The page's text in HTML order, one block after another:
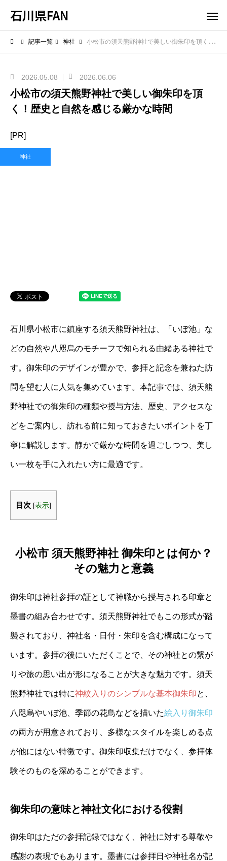
石川県FAN
記事一覧 神社 小松市の須天熊野神社で美しい御朱印を頂く！歴史と自然を感じる厳かな時間
2026.05.08 2026.06.06
小松市の須天熊野神社で美しい御朱印を頂
く！歴史と自然を感じる厳かな時間
[PR]
神社
石川県小松市に鎮座する須天熊野神社は、「いぼ池」な
どの自然や八咫烏のモチーフで知られる由緒ある神社で
す。御朱印のデザインが豊かで、参拝と記念を兼ねた訪
問を望む人に人気を集めています。本記事では、須天熊
野神社での御朱印の種類や授与方法、歴史、アクセスな
どをご案内し、訪れる前に知っておきたいポイントを丁
寧に解説します。静かで厳かな時間を過ごしつつ、美し
い一枚を手に入れたい方に最適です。
目次 [表示]
小松市 須天熊野神社 御朱印とは何か？
その魅力と意義
御朱印は神社参拝の証として神職から授与される印章と
墨書の組み合わせです。須天熊野神社でもこの形式が踏
襲されており、神社名・日付・朱印を含む構成になって
います。参拝の後にいただくことで、その神社との繋が
りや旅の思い出が形になることが大きな魅力です。須天
熊野神社では特に神紋入りのシンプルな基本御朱印と、
八咫烏やいぼ池、季節の花鳥などを描いた絵入り御朱印
の両方が用意されており、多様なスタイルを楽しめる点
が他にはない特徴です。御朱印収集だけでなく、参拝体
験そのものを深めることができます。
御朱印の意味と神社文化における役割
御朱印はただの参拝記録ではなく、神社に対する尊敬や
感謝の表現でもあります。墨書には参拝日や神社名が記